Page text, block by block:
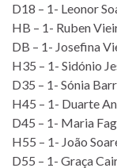
D18 – 1- Leonor
HB – 1- Ruben
DB – 1- Josefina
H35 – 1- Sidónio
D35 – 1- Sónia
H45 – 1- Duarte
D45 – 1- Maria
H55 – 1- João
D55 – 1- Graça